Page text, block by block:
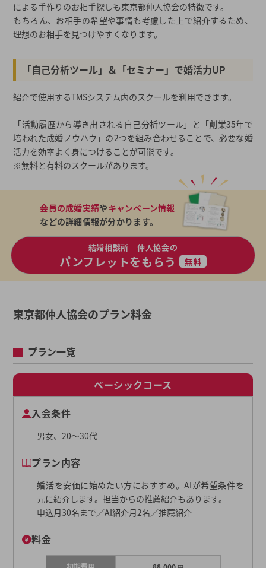
による手作りのお相手探しも東京都仲人協会の特徴です。
もちろん、お相手の希望や事情も考慮した上で紹介するため、
理想のお相手を見つけやすくなります。
「自己分析ツール」＆「セミナー」で婚活力UP
紹介で使用するTMSシステム内のスクールを利用できます。
「活動履歴から導き出される自己分析ツール」と「創業35年で
培われた成婚ノウハウ」の2つを組み合わせることで、必要な婚
活力を効率よく身につけることが可能です。
※無料と有料のスクールがあります。
会員の成婚実績やキャンペーン情報
などの詳細情報が分かります。
結婚相談所 仲人協会の
パンフレットをもらう 無料
東京都仲人協会のプラン料金
プラン一覧
ベーシックコース
入会条件
男女、20〜30代
プラン内容
婚活を安価に始めたい方におすすめ。AIが希望条件を
元に紹介します。担当からの推薦紹介もあります。
申込月30名まで／AI紹介月2名／推薦紹介
料金